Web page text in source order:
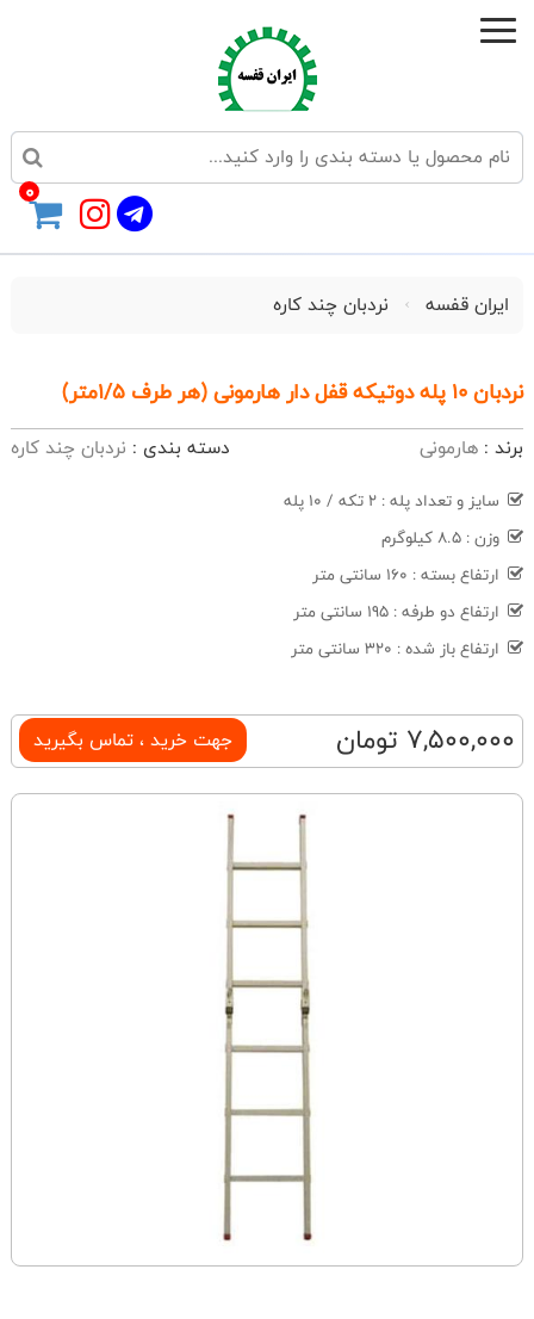
0
ایران قفسه نردبان چند کاره
نردبان 10 پله دوتیکه قفل دار هارمونی (هر طرف 1/5متر)
برند : هارمونی دسته بندی : نردبان چند کاره
سایز و تعداد پله : 2 تکه / 10 پله
وزن : 8.5 کیلوگرم
ارتفاع بسته : 160 سانتی متر
ارتفاع دو طرفه : 195 سانتی متر
ارتفاع باز شده : 320 سانتی متر
7,500,000 تومان جهت خرید ، تماس بگیرید